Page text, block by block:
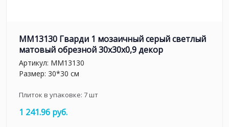
MM13130 Гварди 1 мозаичный серый светлый
матовый обрезной 30x30x0,9 декор
Артикул: MM13130
Размер: 30*30 см
Плиток в упаковке: 7шт
1 241.96 руб.